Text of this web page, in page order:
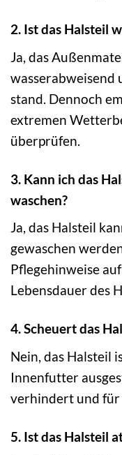
2. Ist das Halsteil
Ja, das
wasserabweisend
stand. Dennoch
extremen
überprüfen.
3. Kann ich das
waschen?
Ja, das Halsteil
gewaschen
Pflegehinweise
Lebensdauer des
4. Scheuert das
Nein, das Halsteil
Innenfutter
verhindert und für
5. Ist das Halsteil